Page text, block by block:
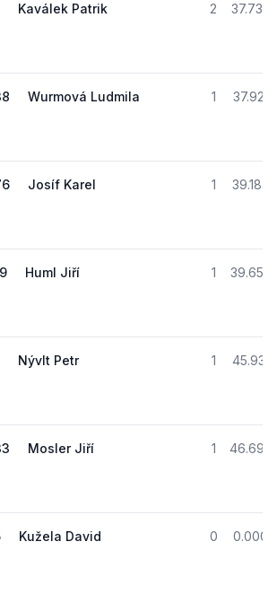
Kaválek Patrik 2 37.732
Wurmová Ludmila 1 37.921
Josíf Karel 1 39.184
Huml Jiří 1 39.652
Nývlt Petr 1 45.931
Mosler Jiří 1 46.693
Kužela David 0 0.000